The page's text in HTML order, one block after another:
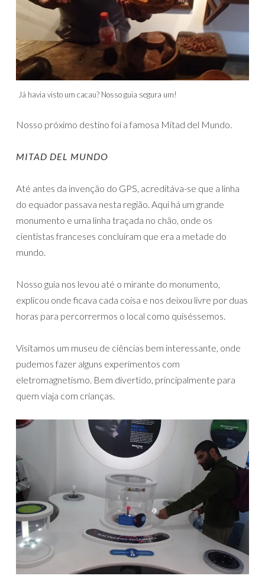
Já havia visto um cacau? Nosso guia segura um!
Nosso próximo destino foi a famosa Mitad del Mundo.
MITAD DEL MUNDO
Até antes da invenção do GPS, acreditáva-se que a linha
do equador passava nesta região. Aqui há um grande
monumento e uma linha traçada no chão, onde os
cientistas franceses concluíram que era a metade do
mundo.
Nosso guia nos levou até o mirante do monumento,
explicou onde ficava cada coisa e nos deixou livre por duas
horas para percorrermos o local como quiséssemos.
Visitamos um museu de ciências bem interessante, onde
pudemos fazer alguns experimentos com
eletromagnetismo. Bem divertido, principalmente para
quem viaja com crianças.